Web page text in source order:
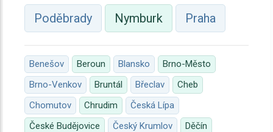
Poděbrady Nymburk Praha
Benešov Beroun Blansko
Brno-Město
Brno-Venkov
Bruntál Břeclav
Cheb
Chomutov
Chrudim
Česká Lípa
České Budějovice
Český Krumlov
Děčín